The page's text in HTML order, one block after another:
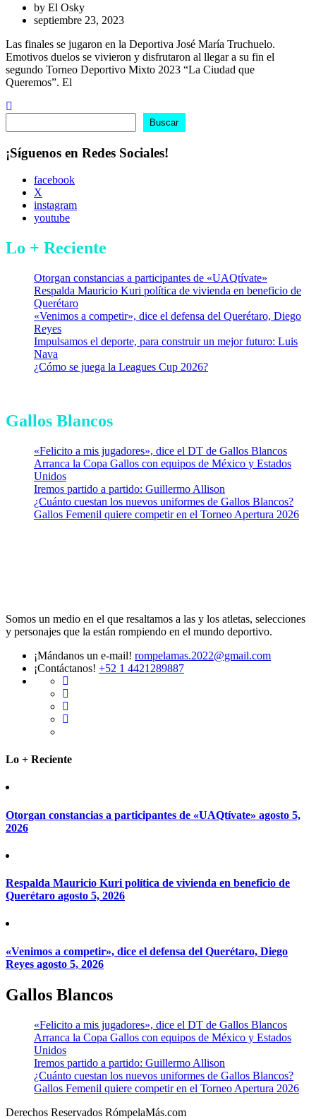
by El Osky
septiembre 23, 2023
Las finales se jugaron en la Deportiva José María Truchuelo.
Emotivos duelos se vivieron y disfrutaron al llegar a su fin el
segundo Torneo Deportivo Mixto 2023 “La Ciudad que
Queremos”. El
Buscar
¡Síguenos en Redes Sociales!
facebook
X
instagram
youtube
Lo + Reciente
Otorgan constancias a participantes de «UAQtívate»
Respalda Mauricio Kuri política de vivienda en beneficio de
Querétaro
«Venimos a competir», dice el defensa del Querétaro, Diego
Reyes
Impulsamos el deporte, para construir un mejor futuro: Luis
Nava
¿Cómo se juega la Leagues Cup 2026?
Gallos Blancos
«Felicito a mis jugadores», dice el DT de Gallos Blancos
Arranca la Copa Gallos con equipos de México y Estados
Unidos
Iremos partido a partido: Guillermo Allison
¿Cuánto cuestan los nuevos uniformes de Gallos Blancos?
Gallos Femenil quiere competir en el Torneo Apertura 2026
Somos un medio en el que resaltamos a las y los atletas, selecciones
y personajes que la están rompiendo en el mundo deportivo.
¡Mándanos un e-mail! rompelamas.2022@gmail.com
¡Contáctanos! +52 1 4421289887
Lo + Reciente
Otorgan constancias a participantes de «UAQtívate» agosto 5,
2026
Respalda Mauricio Kuri política de vivienda en beneficio de
Querétaro agosto 5, 2026
«Venimos a competir», dice el defensa del Querétaro, Diego
Reyes agosto 5, 2026
Gallos Blancos
«Felicito a mis jugadores», dice el DT de Gallos Blancos
Arranca la Copa Gallos con equipos de México y Estados
Unidos
Iremos partido a partido: Guillermo Allison
¿Cuánto cuestan los nuevos uniformes de Gallos Blancos?
Gallos Femenil quiere competir en el Torneo Apertura 2026
Derechos Reservados RómpelaMás.com